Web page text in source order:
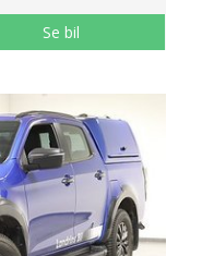
ändra dina
Se bil